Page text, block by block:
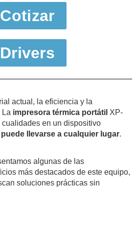
Cotizar
Drivers
actual, la eficiencia y la
La impresora térmica portátil XP-
en un dispositivo
puede llevarse a cualquier lugar.
algunas de las
más destacados de este equipo,
soluciones prácticas sin